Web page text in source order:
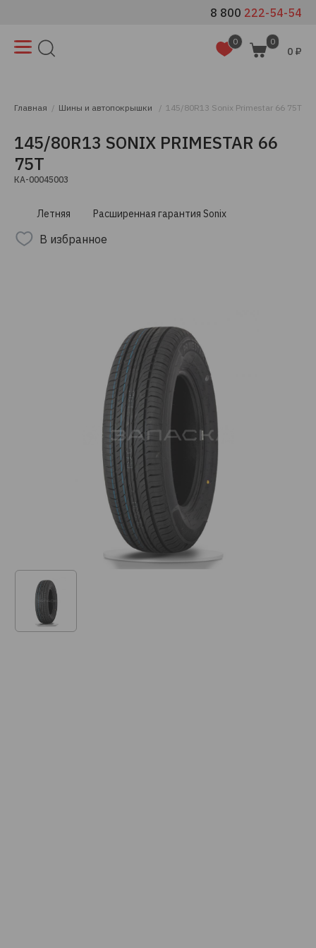
8 800 222-54-54
0 0
0 ₽
Главная Шины и автопокрышки 145/80R13 Sonix Primestar 66 75T
145/80R13 SONIX PRIMESTAR 66
75T
КА-00045003
Летняя Расширенная гарантия Sonix
В избранное